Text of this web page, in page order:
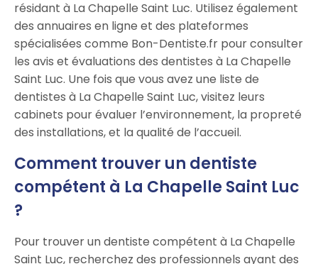
résidant à La Chapelle Saint Luc. Utilisez également
des annuaires en ligne et des plateformes
spécialisées comme Bon-Dentiste.fr pour consulter
les avis et évaluations des dentistes à La Chapelle
Saint Luc. Une fois que vous avez une liste de
dentistes à La Chapelle Saint Luc, visitez leurs
cabinets pour évaluer l’environnement, la propreté
des installations, et la qualité de l’accueil.
Comment trouver un dentiste
compétent à La Chapelle Saint Luc
?
Pour trouver un dentiste compétent à La Chapelle
Saint Luc, recherchez des professionnels ayant des